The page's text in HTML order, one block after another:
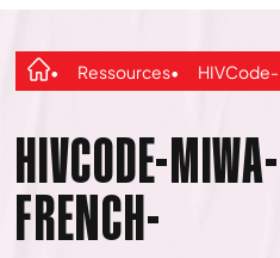
Ressources
HIVCODE-
FRENCH-